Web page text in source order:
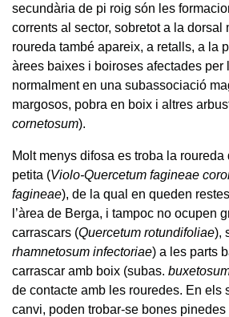
secundària de pi roig són les
corrents al sector, sobretot a la dorsal
roureda també apareix, a retalls, a la
àrees baixes i boiroses afectades per
normalment en una subassociació
margosos, pobra en boix i altres
cornetosum).
Molt menys difosa es troba la roureda
petita (Violo-Quercetum fagineae
fagineae), de la qual en queden
l’àrea de Berga, i tampoc no ocupen
carrascars (Quercetum rotundifoliae),
rhamnetosum infectoriae) a les parts
carrascar amb boix (subas.
de contacte amb les rouredes. En els
canvi, poden trobar-se bones